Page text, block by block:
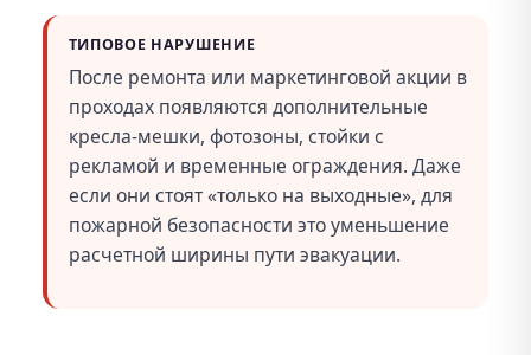
ТИПОВОЕ НАРУШЕНИЕ
После ремонта или маркетинговой акции в
проходах появляются дополнительные
кресла-мешки, фотозоны, стойки с
рекламой и временные ограждения. Даже
если они стоят «только на выходные», для
пожарной безопасности это уменьшение
расчетной ширины пути эвакуации.